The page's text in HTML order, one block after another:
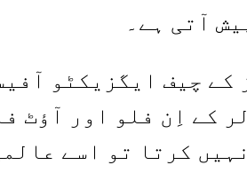
آتی ہے۔
کے چیف ایگزیکٹو
کے اِن فلو اور آؤٹ
کرتا تو اسے